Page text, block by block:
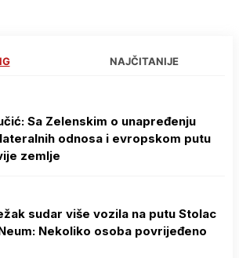
NAJČITANIJE
Sa Zelenskim o unapređenju
odnosa i evropskom putu
zemlje
sudar više vozila na putu Stolac
Nekoliko osoba povrijeđeno